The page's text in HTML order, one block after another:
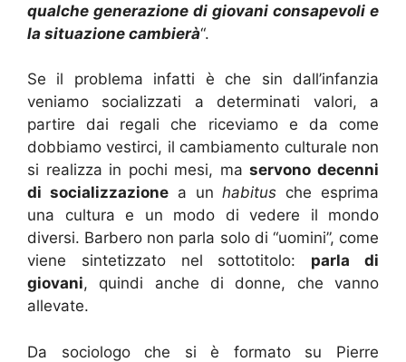
qualche generazione di giovani consapevoli e
la situazione cambierà“.
Se il problema infatti è che sin dall’infanzia
veniamo socializzati a determinati valori, a
partire dai regali che riceviamo e da come
dobbiamo vestirci, il cambiamento culturale non
si realizza in pochi mesi, maservono decenni
di socializzazionea unhabitus che esprima
una cultura e un modo di vedere il mondo
diversi. Barbero non parla solo di “uomini”, come
viene sintetizzato nel sottotitolo: parla di
giovani, quindi anche di donne, che vanno
allevate.
Da sociologo che si è formato su Pierre